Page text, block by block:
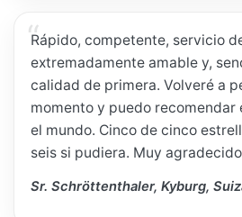
Rápido, competente, servicio
extremadamente amable y,
calidad de primera. Volveré a
momento y puedo recomendar
el mundo. Cinco de cinco
seis si pudiera. Muy
Sr. Schröttenthaler, Kyburg,